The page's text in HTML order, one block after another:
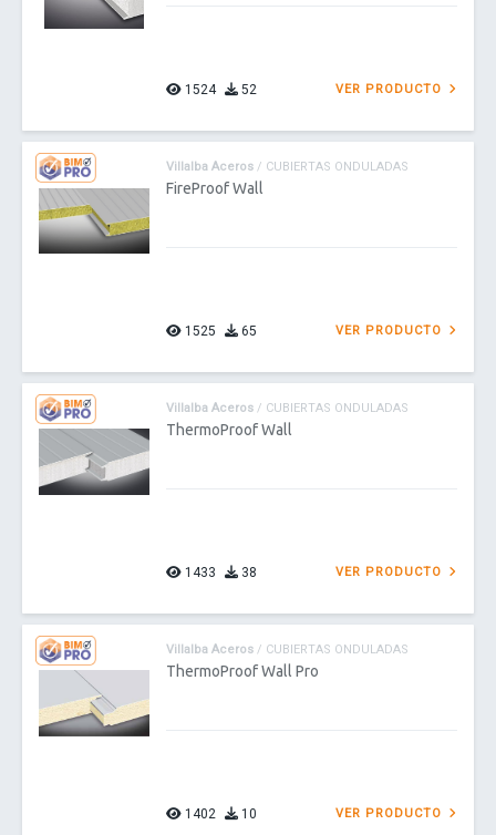
1524 52 VER PRODUCTO
Villalba Aceros / CUBIERTAS ONDULADAS
FireProof Wall
1525 65 VER PRODUCTO
Villalba Aceros / CUBIERTAS ONDULADAS
ThermoProof Wall
1433 38 VER PRODUCTO
Villalba Aceros / CUBIERTAS ONDULADAS
ThermoProof Wall Pro
1402 10 VER PRODUCTO